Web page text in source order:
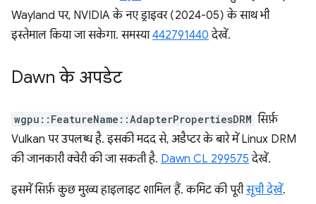
Wayland पर, NVIDIA के नए ड्राइवर (2024-05) के साथ भी
इस्तेमाल किया जा सकेगा. समस्या442791440 देखें.
Dawn के अपडेट
wgpu::FeatureName::AdapterPropertiesDRM सिर्फ़
Vulkan पर उपलब्ध है. इसकी मदद से, अडैप्टर के बारे में Linux DRM
की जानकारी क्वेरी की जा सकती है. Dawn CL 299575 देखें.
इसमें सिर्फ़ कुछ मुख्य हाइलाइट शामिल हैं. कमिट की पूरीसूची देखें.